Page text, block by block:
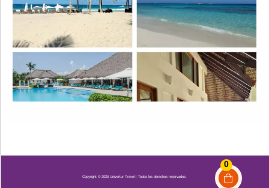
0
Copyright © 2026 Univertur Travel | Todos los derechos reservados.